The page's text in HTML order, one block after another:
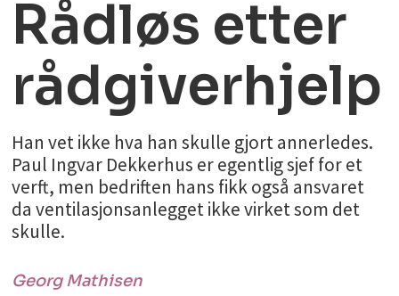
Rådløs etter
rådgiverhjelp
Han vet ikke hva han skulle gjort annerledes.
Paul Ingvar Dekkerhus er egentlig sjef for et
verft, men bedriften hans fikk også ansvaret
da ventilasjonsanlegget ikke virket som det
skulle.
Georg Mathisen